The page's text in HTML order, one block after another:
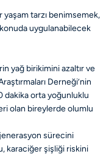
yaşam tarzı benimsemek,
uygulanabilecek
yağ birikimini azaltır ve
Derneği’nin
dakika orta yoğunluklu
olan bireylerde olumlu
sürecini
karaciğer şişliği riskini